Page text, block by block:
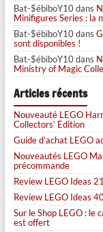
Bat-$ébiboY10dans
Minifigures Series : la
Bat-$ébiboY10dans
sont disponibles !
Bat-$ébiboY10dans
Ministry of Magic
Articles récents
Nouveauté LEGO
Collectors’ Edition
Guide d’achat LEGO
Nouveautés LEGO
précommande
Review LEGO Ideas
Review LEGO Ideas
Sur le Shop LEGO : le
est offert